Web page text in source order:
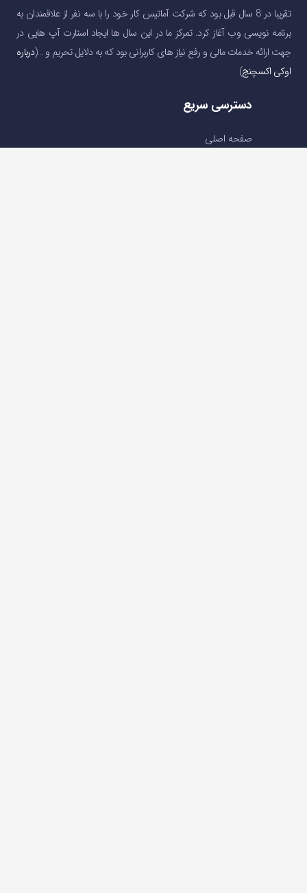
تقریبا در 8 سال قبل بود که شرکت آماتیس کار خود را با سه نفر از علاقمندان به
برنامه نویسی وب آغاز کرد. تمرکز ما در این سال ها ایجاد استارت آپ هایی در
جهت ارائه خدمات مالی و رفع نیاز های کاربرانی بود که به دلایل تحریم و …(درباره
اوکی اکسچنج)
دسترسی سریع
صفحه اصلی